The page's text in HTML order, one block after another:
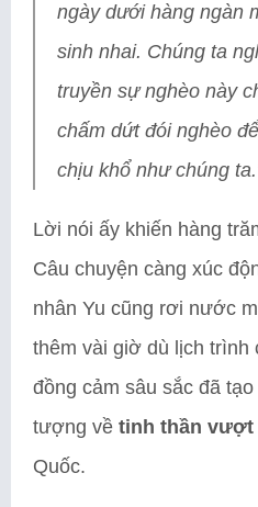
ngày dưới hàng ngàn
sinh nhai. Chúng ta
truyền sự nghèo này
chấm dứt đói nghèo
chịu khổ như chúng
Lời nói ấy khiến hàng
Câu chuyện càng xúc
nhân Yu cũng rơi nước
thêm vài giờ dù lịch trình
đồng cảm sâu sắc đã
tượng về tinh thần vượt
Quốc.